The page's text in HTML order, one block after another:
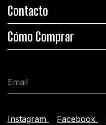
Contacto
Cómo Comprar
Instagram Facebook